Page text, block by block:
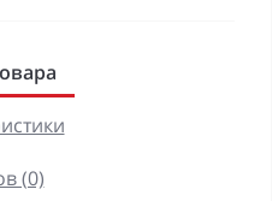
(0)